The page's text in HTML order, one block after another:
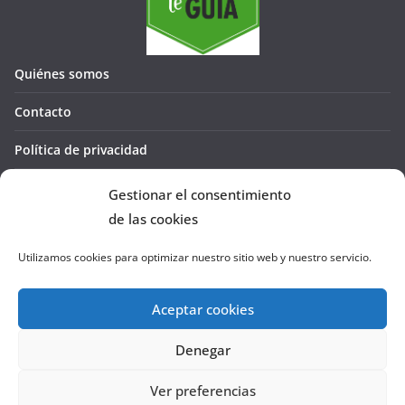
Gestionar el consentimiento
de las cookies
Utilizamos cookies para optimizar nuestro sitio web y nuestro servicio.
Aceptar cookies
Denegar
Ver preferencias
Quiénes somos
Contacto
Política de privacidad
Política de cookies (UE)
La Cañada te GUÍA
reservados.